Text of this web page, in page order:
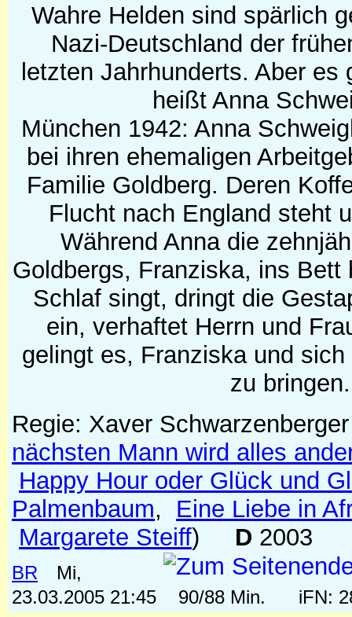
Wahre Helden sind spärlich
Nazi-Deutschland der
letzten Jahrhunderts. Aber
heißt Anna
München 1942: Anna
bei ihren ehemaligen
Familie Goldberg. Deren
Flucht nach England steht
Während Anna die
Goldbergs, Franziska, ins Bett
Schlaf singt, dringt die
ein, verhaftet Herrn und
gelingt es, Franziska und
zu bringen.
Regie: Xaver Schwarzenberger
nächsten Mann wird alles
Happy Hour oder Glück und
Palmenbaum, Eine Liebe in
Margarete Steiff) D 2003
BR
Mi,
23.03.2005 21:45
90/88 Min. iFN: